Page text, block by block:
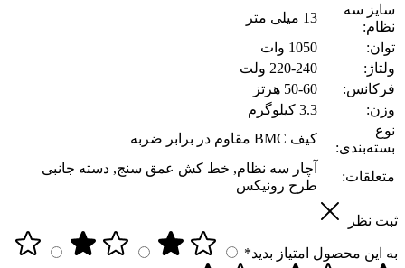
سایز سه
نظام:
13 میلی متر
توان:
1050 وات
ولتاژ:
220-240 ولت
فرکانس:
50-60 هرتز
وزن:
3.3 کیلوگرم
نوع
بسته‌بندی:
کیف BMC مقاوم در برابر ضربه
متعلقات:
آچار سه نظام, خط کش عمق سنج, دسته جانبی
طرح رونیکس
ثبت نظر
به این محصول امتیاز بدید*